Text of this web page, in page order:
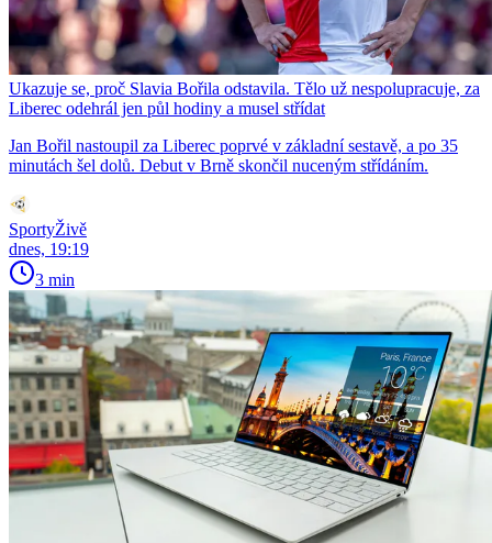
Ukazuje se, proč Slavia Bořila odstavila. Tělo už nespolupracuje, za
Liberec odehrál jen půl hodiny a musel střídat
Jan Bořil nastoupil za Liberec poprvé v základní sestavě, a po 35
minutách šel dolů. Debut v Brně skončil nuceným střídáním.
SportyŽivě
dnes, 19:19
3 min